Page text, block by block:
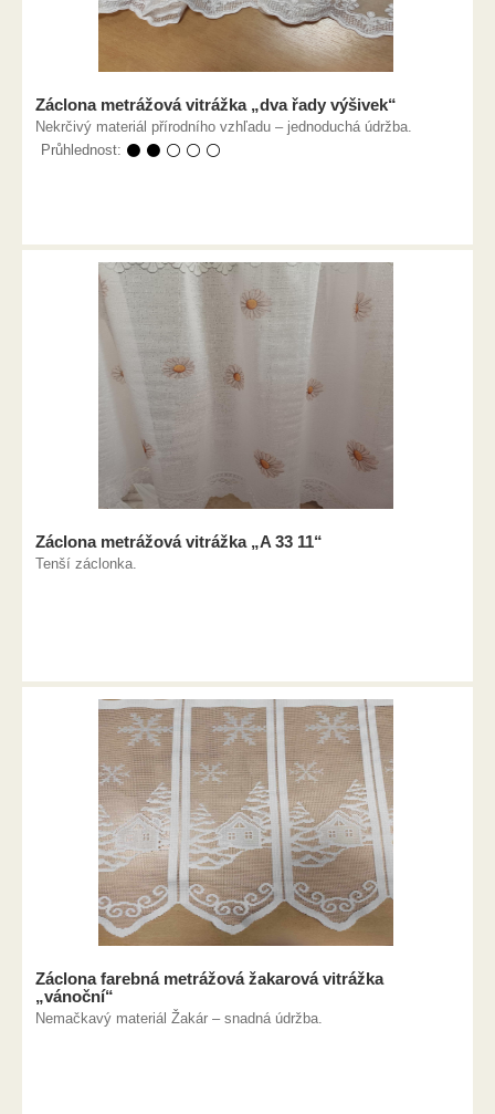
Záclona metrážová vitrážka „dva řady výšivek“
Nekrčivý materiál přírodního vzhľadu – jednoduchá údržba.
Průhlednost: ⚫ ⚫ ⚪ ⚪ ⚪
Záclona metrážová vitrážka „A 33 11“
Tenší záclonka.
Záclona farebná metrážová žakarová vitrážka
„vánoční“
Nemačkavý materiál Žakár – snadná údržba.